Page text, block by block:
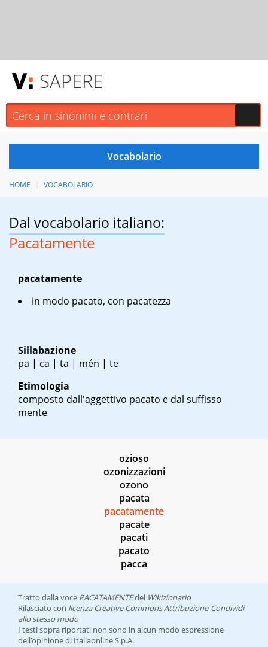
SAPERE
HOME VOCABOLARIO
Dal vocabolario italiano:
Pacatamente
pacatamente
in modo pacato, con pacatezza
Sillabazione
pa | ca | ta | mén | te
Etimologia
composto dall'aggettivo pacato e dal suffisso
mente
ozioso
ozonizzazioni
ozono
pacata
pacatamente
pacate
pacati
pacato
pacca
Tratto dalla voce PACATAMENTEdel Wikizionario
Rilasciato con licenza Creative Commons Attribuzione-Condividi
allo stesso modo
I testi sopra riportati non sono in alcun modo espressione
dell’opinione di Italiaonline S.p.A.